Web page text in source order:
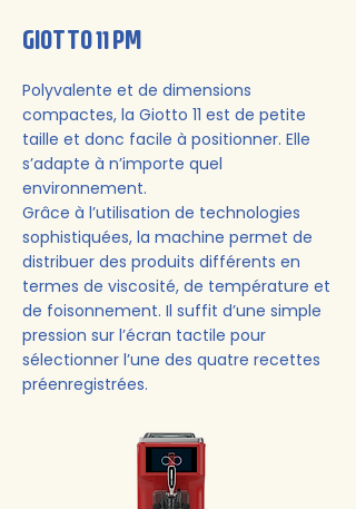
GIOTTO 11 PM
Polyvalente et de dimensions
compactes, la Giotto 11 est de petite
taille et donc facile à positionner. Elle
s’adapte à n’importe quel
environnement.
Grâce à l’utilisation de technologies
sophistiquées, la machine permet de
distribuer des produits différents en
termes de viscosité, de température et
de foisonnement. Il suffit d’une simple
pression sur l’écran tactile pour
sélectionner l’une des quatre recettes
préenregistrées.